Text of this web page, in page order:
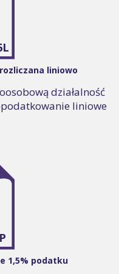
liniowo
działalność
liniowe
1,5% podatku